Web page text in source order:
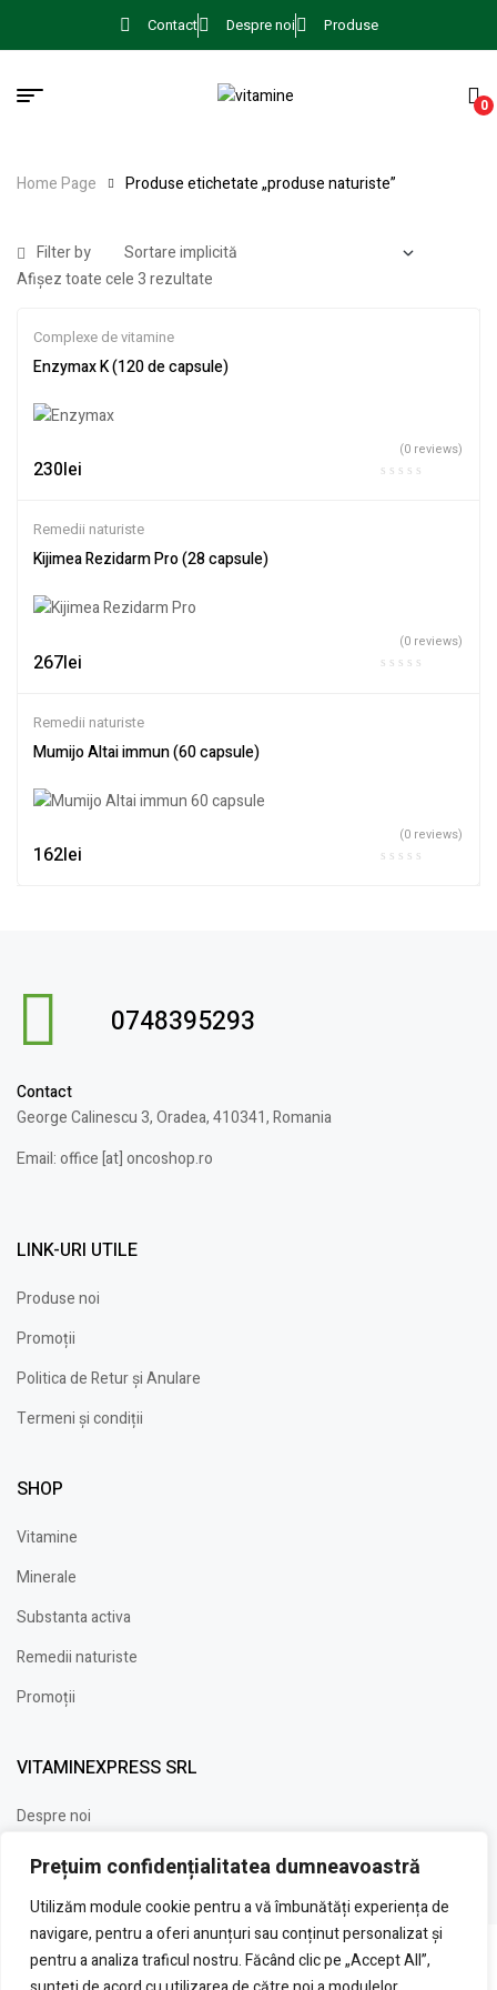
Prețuim confidențialitatea dumneavoastră
Utilizăm module cookie pentru a vă îmbunătăți experiența de
navigare, pentru a oferi anunțuri sau conținut personalizat și
pentru a analiza traficul nostru. Făcând clic pe „Accept All”,
Contact Despre noi Produse
0
Home Page Produse etichetate „produse naturiste”
Filter by
Afișez toate cele 3 rezultate
Complexe de vitamine
Enzymax K (120 de capsule)
230lei
(0 reviews)
Remedii naturiste
Kijimea Rezidarm Pro (28 capsule)
267lei
(0 reviews)
Remedii naturiste
Mumijo Altai immun (60 capsule)
162lei
(0 reviews)
0748395293
Contact
George Calinescu 3, Oradea, 410341, Romania
Email: office [at] oncoshop.ro
LINK-URI UTILE
Produse noi
Promoții
Politica de Retur și Anulare
Termeni și condiții
SHOP
Vitamine
Minerale
Substanta activa
Remedii naturiste
Promoții
VITAMINEXPRESS SRL
Despre noi
Contact
Copyright © 2025